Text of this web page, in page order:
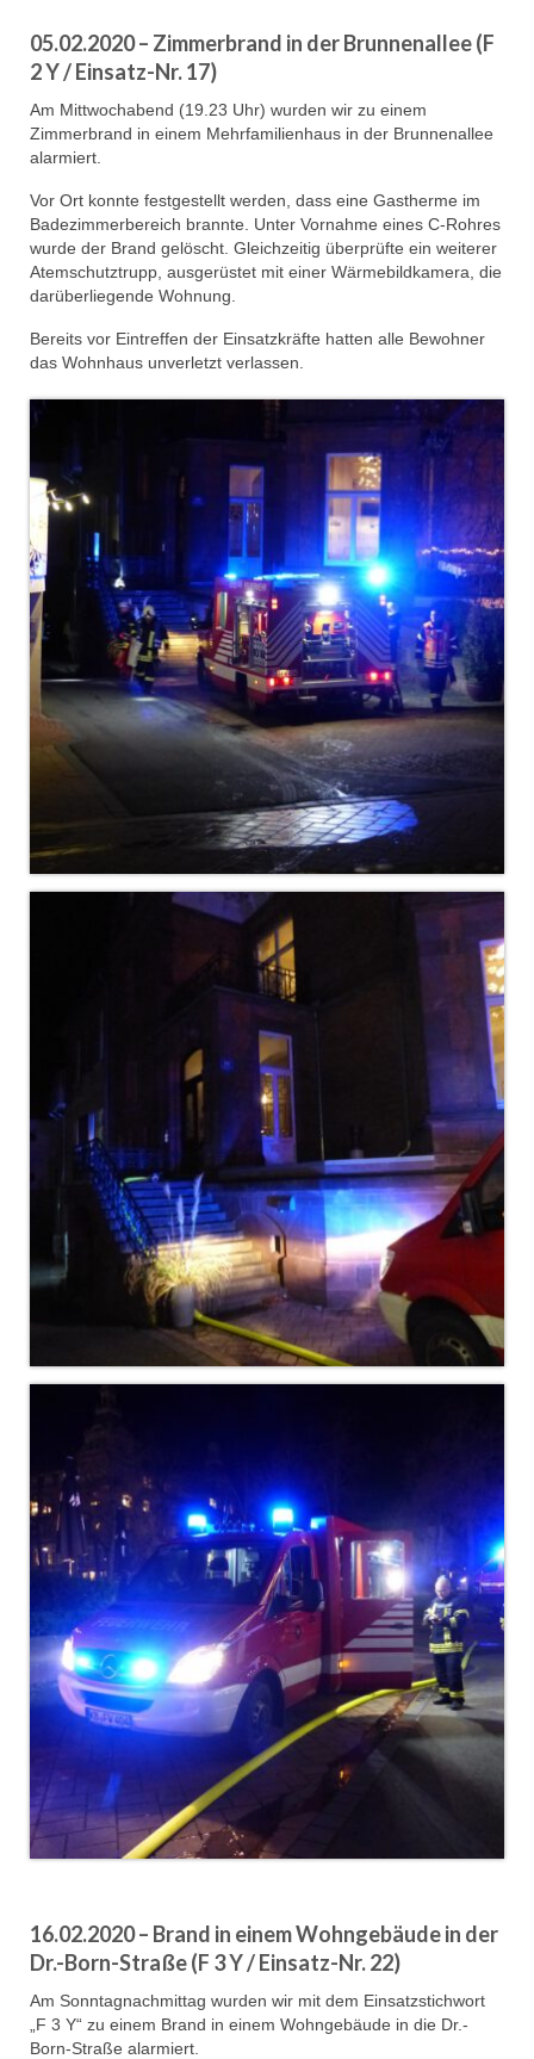
Einsätze
Einsatzstichworte
Jugendfeuerwehr
Infos
Dienstplan
Gründung Jugendfeuerwehr 1996
25-jähriges Jubiläum Jugendfeuerwehr 2021
Kreiszeltlager 2023
Infos
Dienstplan
Katastrophenschutz
GDekonP-Zug
Dienstplan Dekon-Zug
KatS-Zug
Dienstplan KatS-Zug
10 Jahre KatS-Zug
Musikzug
Chronik des Musikzug
Christkindwiegen
Christkindwiegen 2024
Christkindwiegen 2023
Christkindwiegen 2022
Christkindwiegen 2021
Christkindwiegen 2019
Christkindwiegen 2018
Christkindwiegen 2016
Jahreskonzert 2017
Oktoberfestkonzert 2018
Jahreskonzert 2019
Benefizkonzert 2021
Oktoberfestkonzert 2022
Verein
Tagesfahrt 2017
Stützpunkt
Einsatzfahrzeuge
Einsatzleitwagen ELW 1
05.02.2020 – Zimmerbrand in der Brunnenallee (F
2 Y / Einsatz-Nr. 17)
Am Mittwochabend (19.23 Uhr) wurden wir zu einem
Zimmerbrand in einem Mehrfamilienhaus in der Brunnenallee
alarmiert.
Vor Ort konnte festgestellt werden, dass eine Gastherme im
Badezimmerbereich brannte. Unter Vornahme eines C-Rohres
wurde der Brand gelöscht. Gleichzeitig überprüfte ein weiterer
Atemschutztrupp, ausgerüstet mit einer Wärmebildkamera, die
darüberliegende Wohnung.
Bereits vor Eintreffen der Einsatzkräfte hatten alle Bewohner
das Wohnhaus unverletzt verlassen.
16.02.2020 – Brand in einem Wohngebäude in der
Dr.-Born-Straße (F 3 Y / Einsatz-Nr. 22)
Am Sonntagnachmittag wurden wir mit dem Einsatzstichwort
„F 3 Y“ zu einem Brand in einem Wohngebäude in die Dr.-
Born-Straße alarmiert.